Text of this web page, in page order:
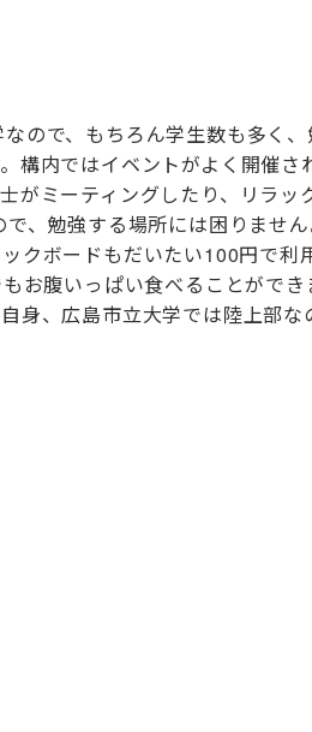
ので、もちろん学生数も多く
構内ではイベントがよく開催さ
がミーティングしたり、リラッ
、勉強する場所には困りませ
クボードもだいたい100円で利
お腹いっぱい食べることができ
身、広島市立大学では陸上部な